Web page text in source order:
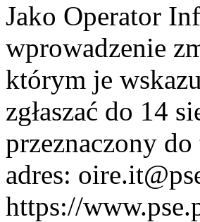
Jako Operator
wprowadzenie
którym je
zgłaszać do 14
przeznaczony
adres:
https://